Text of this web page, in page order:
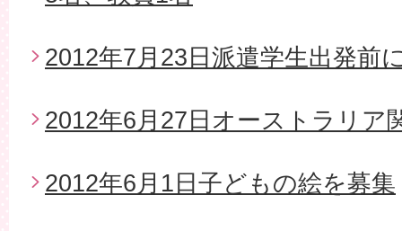
2012年7月23日派遣学生出発前
2012年6月27日オーストラリア
2012年6月1日子どもの絵を募集